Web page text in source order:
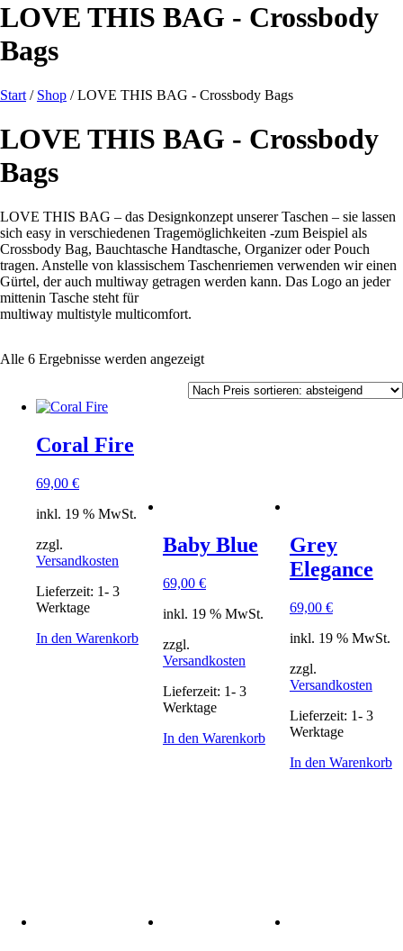
LOVE THIS BAG - Crossbody
Bags
Start / Shop / LOVE THIS BAG - Crossbody Bags
LOVE THIS BAG - Crossbody
Bags
LOVE THIS BAG – das Designkonzept unserer Taschen – sie lassen
sich easy in verschiedenen Tragemöglichkeiten -zum Beispiel als
Crossbody Bag, Bauchtasche Handtasche, Organizer oder Pouch
tragen. Anstelle von klassischem Taschenriemen verwenden wir einen
Gürtel, der auch multiway getragen werden kann. Das Logo an jeder
mittenin Tasche steht für
multiway multistyle multicomfort.
Alle 6 Ergebnisse werden angezeigtNach
sortiert:
Coral Fire
69,00 €
inkl. 19 % MwSt.
zzgl.
Versandkosten
Lieferzeit: 1- 3
Werktage
In den Warenkorb
Baby Blue
69,00 €
inkl. 19 % MwSt.
zzgl.
Versandkosten
Lieferzeit: 1- 3
Werktage
In den Warenkorb
Grey
Elegance
69,00 €
inkl. 19 % MwSt.
zzgl.
Versandkosten
Lieferzeit: 1- 3
Werktage
In den Warenkorb